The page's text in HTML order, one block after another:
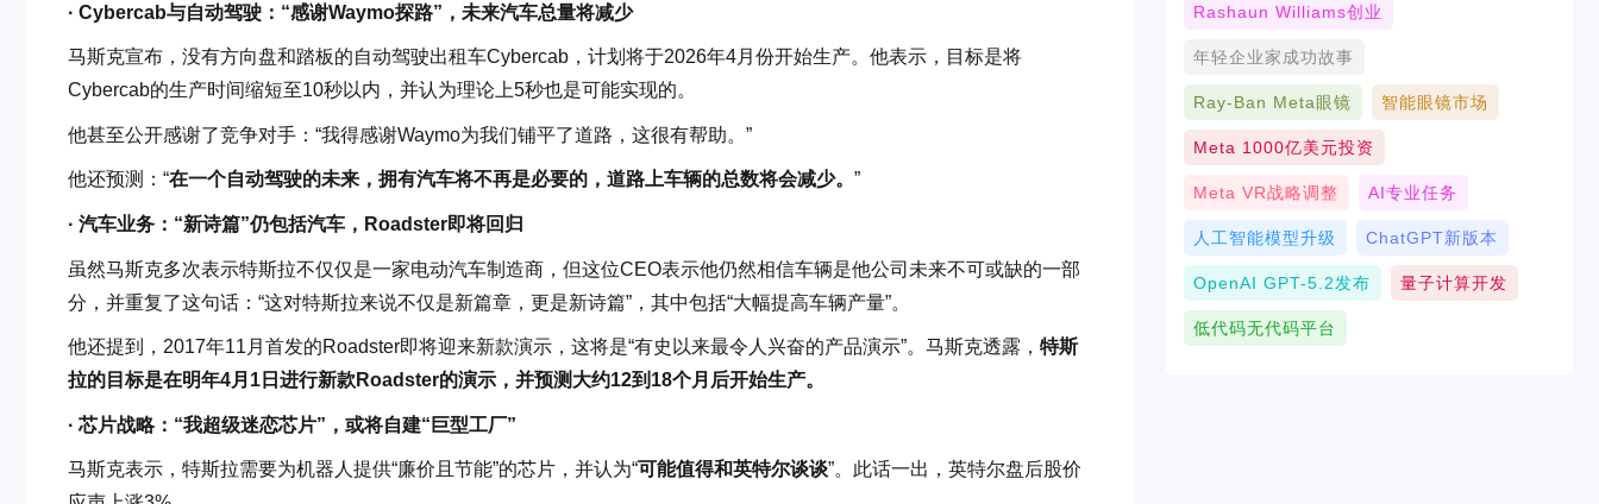
· Cybercab与自动驾驶：“感谢Waymo探路”，未来汽车总量将减少
马斯克宣布，没有方向盘和踏板的自动驾驶出租车Cybercab，计划将于2026年4月份开始生产。他表示，目标是将
Cybercab的生产时间缩短至10秒以内，并认为理论上5秒也是可能实现的。
他甚至公开感谢了竞争对手：“我得感谢Waymo为我们铺平了道路，这很有帮助。”
他还预测：“在一个自动驾驶的未来，拥有汽车将不再是必要的，道路上车辆的总数将会减少。 ”
· 汽车业务：“新诗篇”仍包括汽车，Roadster即将回归
虽然马斯克多次表示特斯拉不仅仅是一家电动汽车制造商，但这位CEO表示他仍然相信车辆是他公司未来不可或缺的一部
分，并重复了这句话：“这对特斯拉来说不仅是新篇章，更是新诗篇”，其中包括“大幅提高车辆产量”。
他还提到，2017年11月首发的Roadster即将迎来新款演示，这将是“有史以来最令人兴奋的产品演示”。马斯克透露， 特斯
拉的目标是在明年4月1日进行新款Roadster的演示，并预测大约12到18个月后开始生产。
· 芯片战略：“我超级迷恋芯片”，或将自建“巨型工厂”
马斯克表示，特斯拉需要为机器人提供“廉价且节能”的芯片，并认为“可能值得和英特尔谈谈”。此话一出，英特尔盘后股价
Rashaun Williams创业
年轻企业家成功故事
Ray-Ban Meta眼镜 智能眼镜市场
Meta 1000亿美元投资
Meta VR战略调整 AI专业任务
人工智能模型升级 ChatGPT新版本
OpenAI GPT-5.2发布 量子计算开发
低代码无代码平台